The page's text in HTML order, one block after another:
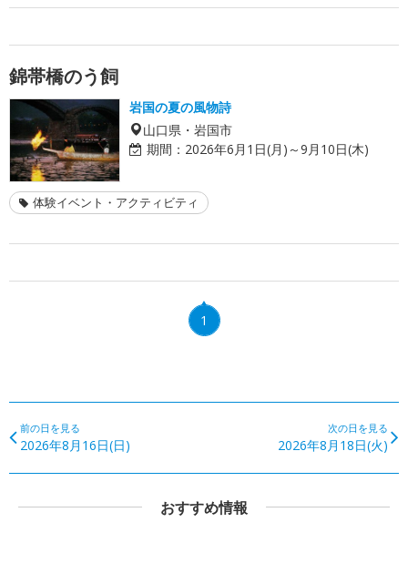
錦帯橋のう飼
岩国の夏の風物詩
山口県・岩国市
期間： 2026年6月1日(月)～9月10日(木)
体験イベント・アクティビティ
1
前の日を見る
2026年8月16日(日)
次の日を見る
2026年8月18日(火)
おすすめ情報